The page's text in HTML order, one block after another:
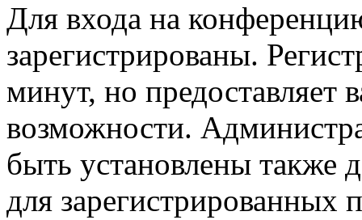
Для входа на
зарегистрированы.
минут, но предоставляет
возможности.
быть установлены также
для зарегистрированных